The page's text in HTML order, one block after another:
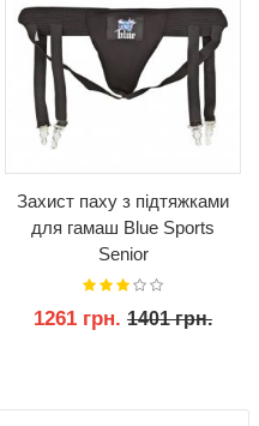
Захист паху з підтяжками
для гамаш Blue Sports
Senior
1261 грн. 1401 грн.